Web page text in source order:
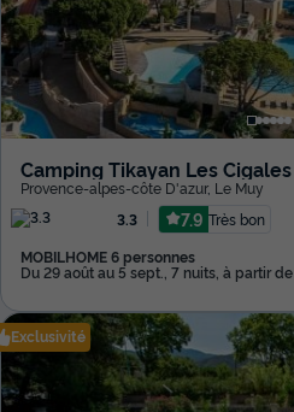
Camping Tikayan Les Cigales
Provence-alpes-côte D'azur, Le Muy
3.3
7.9 Très bon
MOBILHOME 6 personnes
Du 29 août au 5 sept., 7 nuits, à partir de
Exclusivité